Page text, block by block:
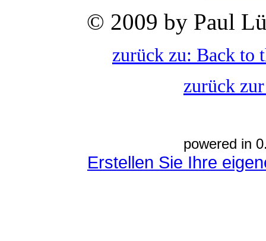
© 2009 by Paul
zurück zu: Back to
zurück
powered in
Erstellen Sie Ihre